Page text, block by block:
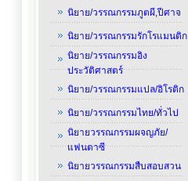
นิยาย/วรรณกรรมภูตผี,ปีศาจ
นิยาย/วรรณกรรมรักโรแมนติก
นิยาย/วรรณกรรมอิง
ประวัติศาสตร์
นิยาย/วรรณกรรมแปล/อิโรติก
นิยาย/วรรณกรรมไทย/ทั่วไป
นิยายวรรณกรรมผจญภัย/
แฟนตาซี
นิยายวรรณกรรมสืบสอบสวน